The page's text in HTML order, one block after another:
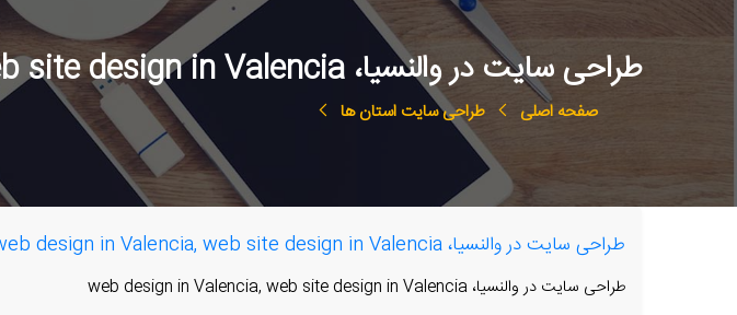
طراحی سایت در والنسیا، web design in Valencia, web site design in Valencia
صفحه اصلی طراحی سایت استان ها
طراحی سایت در والنسیا، web design in Valencia, web site design in Valencia
طراحی سایت در والنسیا، web design in Valencia, web site design in Valencia